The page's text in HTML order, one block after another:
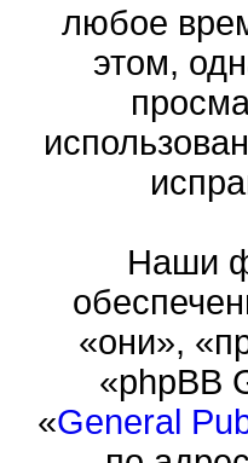
любое
этом,
Наши
«они»,
«phpBB
«General